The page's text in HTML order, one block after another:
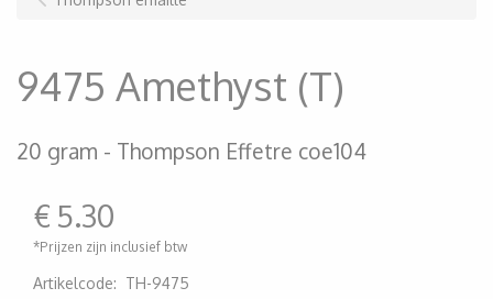
9475 Amethyst (T)
20 gram Thompson Effetre coe104
€ 5.30
*Prijzen zijn inclusief btw
Artikelcode: TH-9475